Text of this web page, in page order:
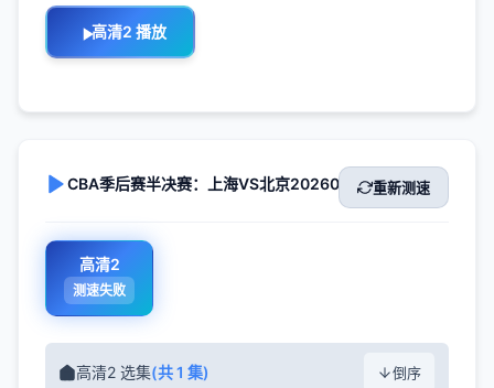
高清2 播放
CBA季后赛半决赛：上海VS北京20260517 在线播放
重新测速
高清2
测速失败
高清2 选集(共 1 集) 倒序